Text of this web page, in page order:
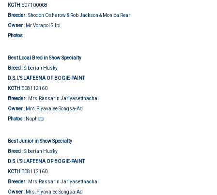
KCTH E07100008
Breeder: Shodon Osharow & Rob Jackson & Monica Rear
Owner: Mr.Vorapol Silpi
Photos:
Best Local Bred in Show Specialty
Breed : Siberian Husky
D.S.I.’S LAFEENA OF BOGIE-PAINT
KCTH E08112160
Breeder: Mrs.Rassarin Jariyasetthachai
Owner: Mrs.Piyavalee Songsa-Ad
Photos: Nophoto
Best Junior in Show Specialty
Breed : Siberian Husky
D.S.I.’S LAFEENA OF BOGIE-PAINT
KCTH E08112160
Breeder: Mrs.Rassarin Jariyasetthachai
Owner: Mrs.Piyavalee Songsa-Ad